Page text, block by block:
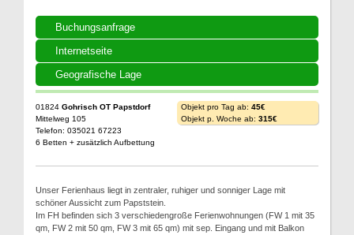
Buchungsanfrage
Internetseite
Geografische Lage
01824 Gohrisch OT Papstdorf
Mittelweg 105
Telefon: 035021 67223
6 Betten + zusätzlich Aufbettung
Objekt pro Tag ab: 45€
Objekt p. Woche ab: 315€
Unser Ferienhaus liegt in zentraler, ruhiger und sonniger Lage mit
schöner Aussicht zum Papststein.
Im FH befinden sich 3 verschiedengroße Ferienwohnungen (FW 1 mit 35
qm, FW 2 mit 50 qm, FW 3 mit 65 qm) mit sep. Eingang und mit Balkon